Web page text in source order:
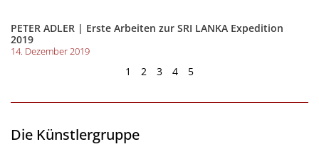
PETER ADLER | Erste Arbeiten zur SRI LANKA Expedition
2019
14. Dezember 2019
1 2 3 4 5
Die Künstlergruppe